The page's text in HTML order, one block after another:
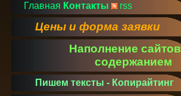
Главная Контакты rss
Цены и форма заявки
Наполнение сайтов
содержанием
Пишем тексты - Копирайтинг